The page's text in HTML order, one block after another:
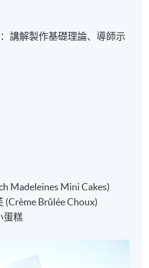
講解製作基礎理論、導師示
Madeleines Mini Cakes)
Brûlée Choux)
蛋糕